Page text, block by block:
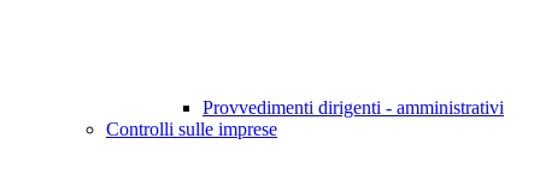
Provvedimenti dirigenti - amministrativi
Controlli sulle imprese